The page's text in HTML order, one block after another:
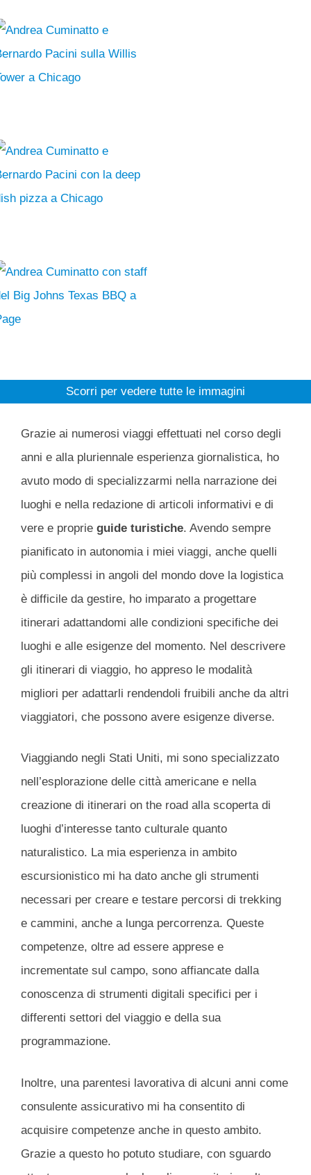
Scorri per vedere tutte le immagini
Grazie ai numerosi viaggi effettuati nel corso degli
anni e alla pluriennale esperienza giornalistica, ho
avuto modo di specializzarmi nella narrazione dei
luoghi e nella redazione di articoli informativi e di
vere e proprie guide turistiche. Avendo sempre
pianificato in autonomia i miei viaggi, anche quelli
più complessi in angoli del mondo dove la logistica
è difficile da gestire, ho imparato a progettare
itinerari adattandomi alle condizioni specifiche dei
luoghi e alle esigenze del momento. Nel descrivere
gli itinerari di viaggio, ho appreso le modalità
migliori per adattarli rendendoli fruibili anche da altri
viaggiatori, che possono avere esigenze diverse.
Viaggiando negli Stati Uniti, mi sono specializzato
nell’esplorazione delle città americane e nella
creazione di itinerari on the road alla scoperta di
luoghi d’interesse tanto culturale quanto
naturalistico. La mia esperienza in ambito
escursionistico mi ha dato anche gli strumenti
necessari per creare e testare percorsi di trekking
e cammini, anche a lunga percorrenza. Queste
competenze, oltre ad essere apprese e
incrementate sul campo, sono affiancate dalla
conoscenza di strumenti digitali specifici per i
differenti settori del viaggio e della sua
programmazione.
Inoltre, una parentesi lavorativa di alcuni anni come
consulente assicurativo mi ha consentito di
acquisire competenze anche in questo ambito.
Grazie a questo ho potuto studiare, con sguardo